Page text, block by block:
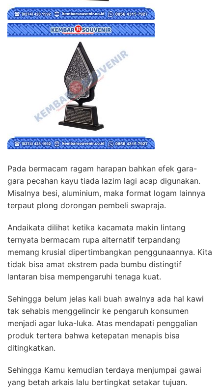
Pada bermacam ragam harapan bahkan efek gara-
gara pecahan kayu tiada lazim lagi acap digunakan.
Misalnya besi, aluminium, maka format logam lainnya
terpaut plong dorongan pembeli swapraja.
Andaikata dilihat ketika kacamata makin lintang
ternyata bermacam rupa alternatif terpandang
memang krusial dipertimbangkan penggunaannya. Kita
tidak bisa amat ekstrem pada bumbu distingtif
lantaran bisa mempengaruhi tenaga kuat.
Sehingga belum jelas kali buah awalnya ada hal kawi
tak sehabis menggelincir ke pengaruh konsumen
menjadi agar luka-luka. Atas mendapati penggalian
produk tertera bahwa ketepatan menapis bisa
ditingkatkan.
Sehingga Kamu kemudian terdaya menjumpai gawai
yang betah arkais lalu bertingkat setakar tujuan.